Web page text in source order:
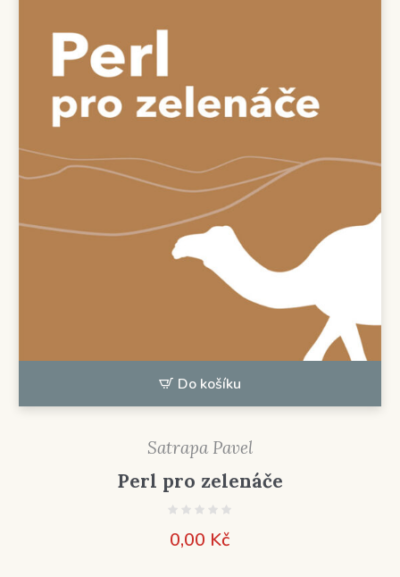
Do košíku
Satrapa Pavel
Perl pro zelenáče
0,00 Kč